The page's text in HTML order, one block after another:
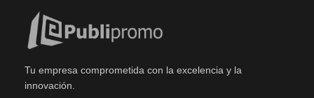
Tu empresa comprometida con la excelencia y la
innovación.